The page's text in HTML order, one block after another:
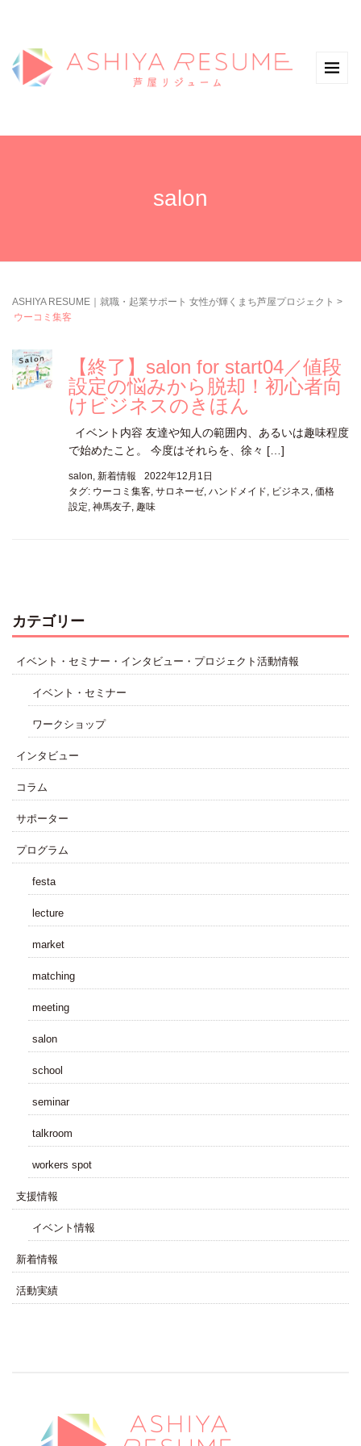
salon
ASHIYA RESUME｜就職・起業サポート 女性が輝くまち芦屋プロジェクト >
ウーコミ集客
【終了】salon for start04／値段
設定の悩みから脱却！初心者向
けビジネスのきほん
イベント内容 友達や知人の範囲内、あるいは趣味程度
で始めたこと。 今度はそれらを、徐々 […]
salon 新着情報
2022年12月1日
タグ: ウーコミ集客 サロネーゼ ハンドメイド ビジネス 価格
設定 神馬友子 趣味
カテゴリー
イベント・セミナー・インタビュー・プロジェクト活動情報
イベント・セミナー
ワークショップ
インタビュー
コラム
サポーター
プログラム
festa
lecture
market
matching
meeting
salon
school
seminar
talkroom
workers spot
⽀援情報
イベント情報
新着情報
活動実績